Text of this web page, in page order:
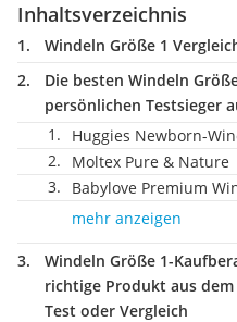
Inhaltsverzeichnis
Windeln Größe 1
Die besten Windeln
persönlichen Testsieger
Huggies Newborn-
Moltex Pure & Nature
Babylove Premium
mehr anzeigen
Windeln Größe 1-
richtige Produkt aus
Test oder Vergleich